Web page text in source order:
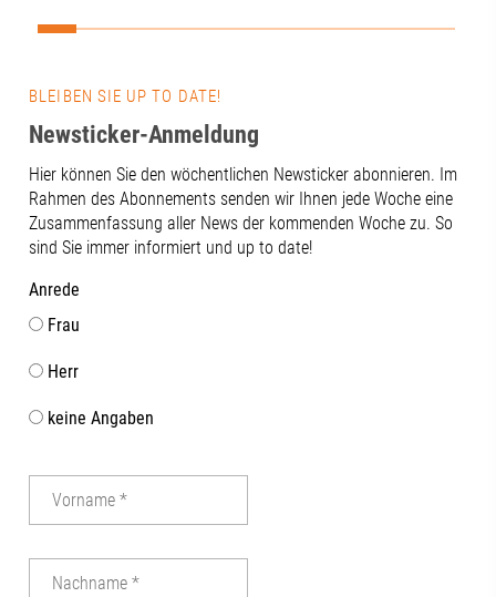
Darüber hinaus lernten wir hier im
über die frühe Wasserversorgung der
Stadt Augsburg. 🚰Ein super Tipp für
einen entspannten Team-Ausflug! 🙌👉
Was war Ihr coolster Team-Ausflug?
Schreiben Sie uns Ihre Tipps in die
Kommentare! #RegionAugsburg
#Handwerk #team
BLEIBEN SIE UP TO DATE!
Newsticker-Anmeldung
Hier können Sie den wöchentlichen Newsticker abonnieren. Im
Rahmen des Abonnements senden wir Ihnen jede Woche eine
Zusammenfassung aller News der kommenden Woche zu. So
sind Sie immer informiert und up to date!
Anrede
Frau
Herr
keine Angaben